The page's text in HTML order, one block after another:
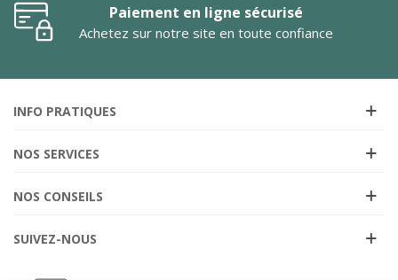
Paiement en ligne sécurisé
Achetez sur notre site en toute confiance
INFO PRATIQUES
NOS SERVICES
NOS CONSEILS
SUIVEZ-NOUS